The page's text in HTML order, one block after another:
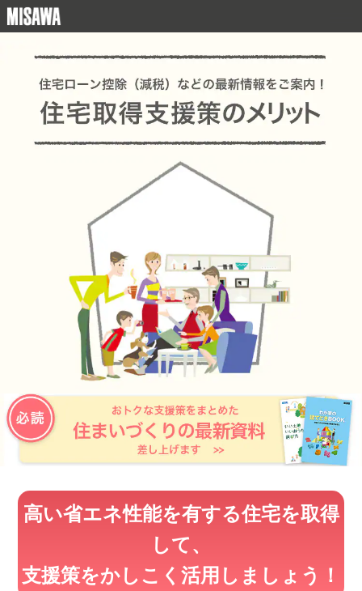
高い省エネ性能を有する住宅を取得
して、
支援策をかしこく活用しましょう！